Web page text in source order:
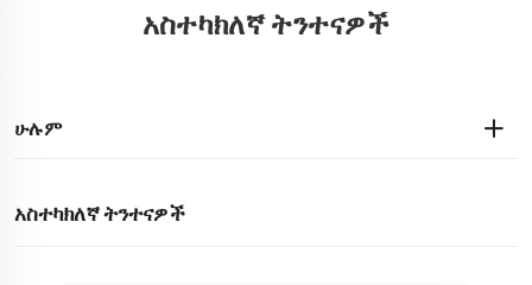
አስተካክለኛ ትንተናዎች
ሁሉም
አስተካክለኛ ትንተናዎች